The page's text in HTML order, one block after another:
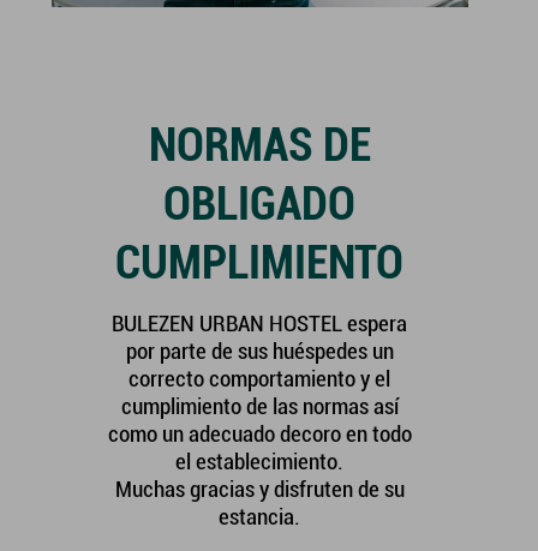
NORMAS DE
OBLIGADO
CUMPLIMIENTO
BULEZEN URBAN HOSTEL espera
por parte de sus huéspedes un
correcto comportamiento y el
cumplimiento de las normas así
como un adecuado decoro en todo
el establecimiento.
Muchas gracias y disfruten de su
estancia.